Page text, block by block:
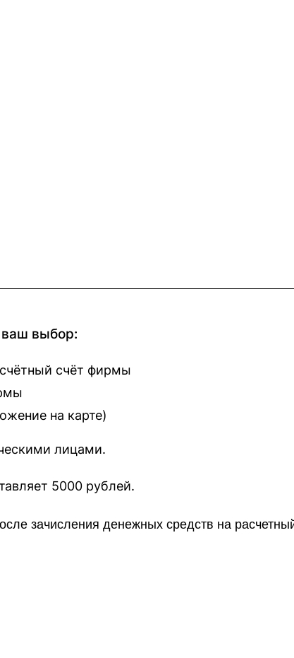
ваш выбор:
счёт фирмы
на карте)
лицами.
сайт составляет 5000 рублей.
зачисления денежных средств на